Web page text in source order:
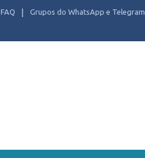
FAQ Grupos do WhatsApp e Telegram